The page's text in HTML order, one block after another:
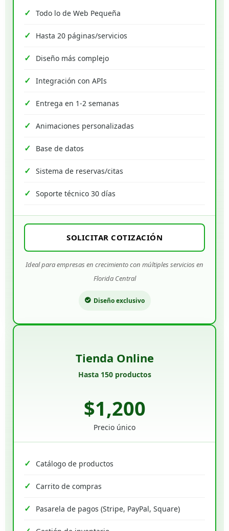
Todo lo de Web Pequeña
Hasta 20 páginas/servicios
Diseño más complejo
Integración con APIs
Entrega en 1-2 semanas
Animaciones personalizadas
Base de datos
Sistema de reservas/citas
Soporte técnico 30 días
SOLICITAR COTIZACIÓN
Ideal para empresas en crecimiento con múltiples servicios en
Florida Central
Diseño exclusivo
Tienda Online
Hasta 150 productos
$1,200
Precio único
Catálogo de productos
Carrito de compras
Pasarela de pagos (Stripe, PayPal, Square)